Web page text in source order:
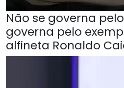
Não se governa
governa pelo
alfineta Ronaldo